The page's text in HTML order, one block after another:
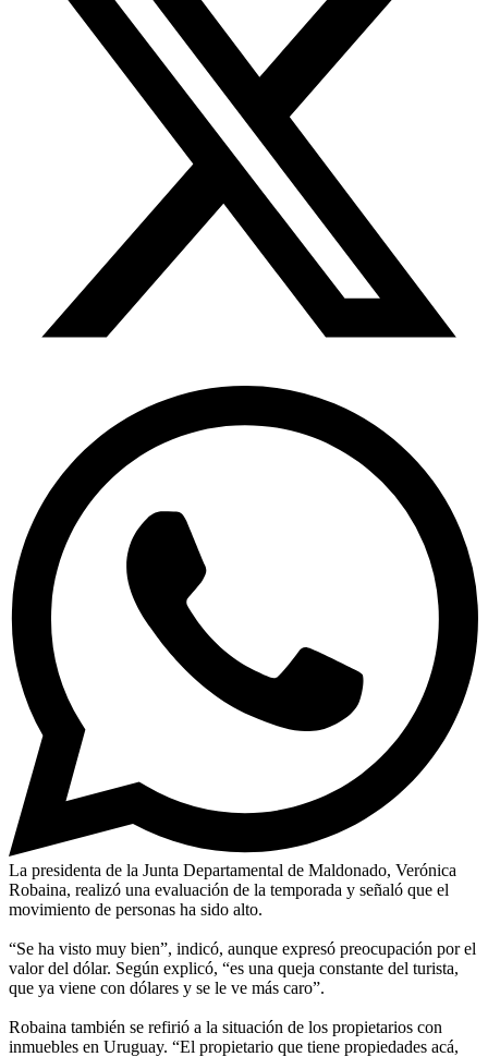
La presidenta de la Junta Departamental de Maldonado, Verónica
Robaina, realizó una evaluación de la temporada y señaló que el
movimiento de personas ha sido alto.
“Se ha visto muy bien”, indicó, aunque expresó preocupación por el
valor del dólar. Según explicó, “es una queja constante del turista,
que ya viene con dólares y se le ve más caro”.
Robaina también se refirió a la situación de los propietarios con
inmuebles en Uruguay. “El propietario que tiene propiedades acá,